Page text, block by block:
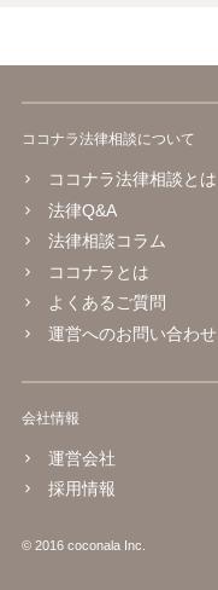
ココナラ法律相談について
ココナラ法律相談とは
法律Q&A
法律相談コラム
ココナラとは
よくあるご質問
運営へのお問い合わせ
会社情報
運営会社
採用情報
© 2016 coconala Inc.